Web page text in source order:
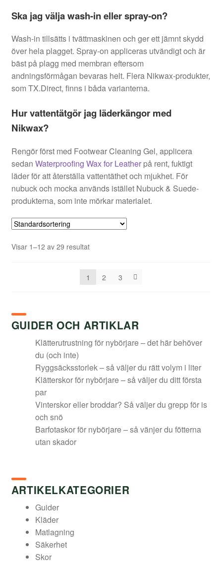
Ska jag välja wash-in eller spray-on?
Wash-in tillsätts i tvättmaskinen och ger ett jämnt skydd
över hela plagget. Spray-on appliceras utvändigt och är
bäst på plagg med membran eftersom
andningsförmågan bevaras helt. Flera Nikwax-produkter,
som TX.Direct, finns i båda varianterna.
Hur vattentätgör jag läderkängor med
Nikwax?
Rengör först med Footwear Cleaning Gel, applicera
sedan Waterproofing Wax for Leatherpå rent, fuktigt
läder för att återställa vattentäthet och mjukhet. För
nubuck och mocka används istället Nubuck & Suede-
produkterna, som inte mörkar materialet.
Visar 1–12 av 29 resultat
1 2 3
GUIDER OCH ARTIKLAR
Klätterutrustning för nybörjare – det här behöver
du (och inte)
Ryggsäcksstorlek – så väljer du rätt volym i liter
Klätterskor för nybörjare – så väljer du ditt första
par
Vinterskor eller broddar? Så väljer du grepp för is
och snö
Barfotaskor för nybörjare – så vänjer du fötterna
utan skador
ARTIKELKATEGORIER
Guider
Kläder
Matlagning
Säkerhet
Skor